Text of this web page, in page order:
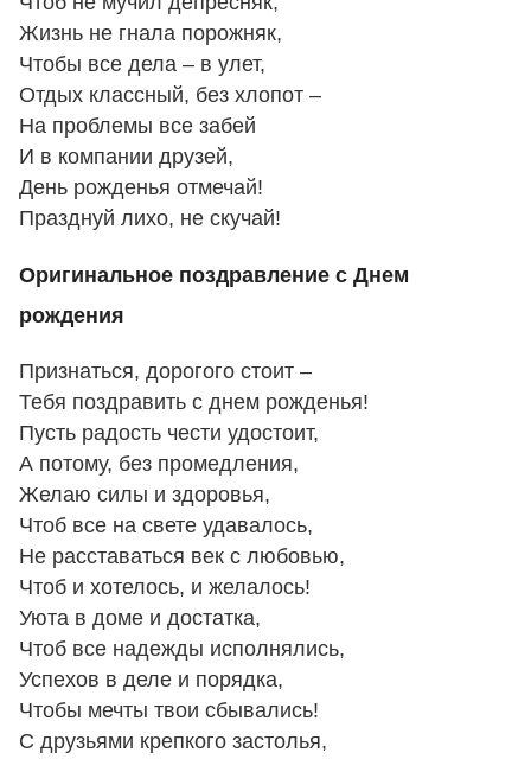
Жизнь не гнала порожняк,
Чтобы все дела – в улет,
Отдых классный, без хлопот –
На проблемы все забей
И в компании друзей,
День рожденья отмечай!
Празднуй лихо, не скучай!
Оригинальное поздравление с Днем
рождения
Признаться, дорогого стоит –
Тебя поздравить с днем рожденья!
Пусть радость чести удостоит,
А потому, без промедления,
Желаю силы и здоровья,
Чтоб все на свете удавалось,
Не расставаться век с любовью,
Чтоб и хотелось, и желалось!
Уюта в доме и достатка,
Чтоб все надежды исполнялись,
Успехов в деле и порядка,
Чтобы мечты твои сбывались!
С друзьями крепкого застолья,